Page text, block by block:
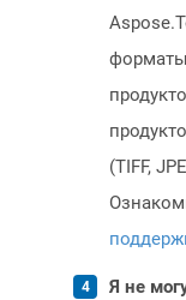
(TIFF,
Я не